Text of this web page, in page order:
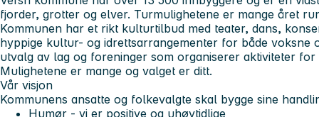
fjorder, grotter og elver. Turmulighetene er mange året
Kommunen har et rikt kulturtilbud med teater, dans,
hyppige kultur- og idrettsarrangementer for både voksne
utvalg av lag og foreninger som organiserer aktiviteter
Mulighetene er mange og valget er ditt.
Vår visjon
Kommunens ansatte og folkevalgte skal bygge sine
Humør - vi er positive og uhøytidlige